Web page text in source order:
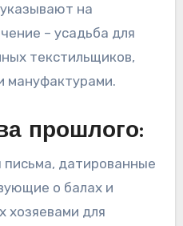
на
– усадьба для
текстильщиков,
мануфактурами.
прошлого:
датированные
о балах и
хозяевами для